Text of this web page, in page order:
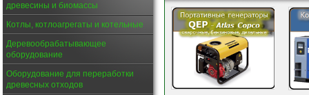
древесины и биомассы
Котлы, котлоагрегаты и котельные
Деревообрабатывающее
оборудование
Оборудование для переработки
древесных отходов